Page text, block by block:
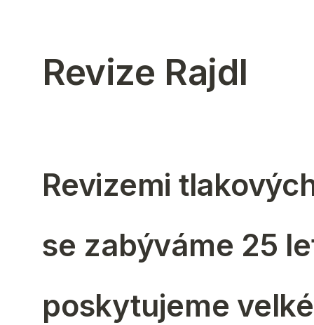
Revize Rajdl
Revizemi
se zabýváme 25
poskytujeme